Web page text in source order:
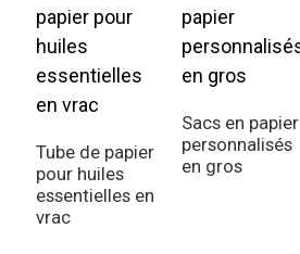
Tube de papier
pour huiles
essentielles en
vrac
Sacs en papier
personnalisés
en gros